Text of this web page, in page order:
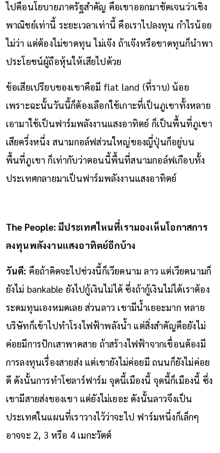
ไปคือนโยบายภาครัฐสำคัญ คือเขาออกมาชัดเจนว่าเชิง
พาณิชย์เท่านี้ ระยะเวลาเท่านี้ คือเราไปลงทุน กำไรน้อย
ไม่ว่า แต่ต้องไม่ขาดทุน ไม่เจ๊ง ถ้าเจ๊งหรือขาดทุนก็นำพา
ประโยชน์ผู้ถือหุ้นให้เสียไปด้วย
ข้อเสียเปรียบของเขาคือมี flat land (ที่ราบ) น้อย
เพราะฉะนั้นวันนี้ก็ต้องเลือกใช้เกาะที่เป็นภูเขาทั้งหลาย
เอามาใช้เป็นฟาร์มพลังงานแสงอาทิตย์ ก็เป็นพื้นที่ภูเขา
เสียครึ่งหนึ่ง สนามกอล์ฟส่วนใหญ่ของญี่ปุ่นก็อยู่บน
พื้นที่ภูเขา ก็เท่ากับว่าตอนนี้พื้นที่สนามกอล์ฟเกือบทั้ง
ประเทศกลายมาเป็นฟาร์มพลังงานแสงอาทิตย์
The People: มีประเทศไหนที่เรามองเห็นโอกาสการ
ลงทุนพลังงานแสงอาทิตย์อีกบ้าง
วันดี: คือถ้าคิดจะไปช่วงนี้ก็เวียดนาม ลาว แต่เวียดนามก็
ยังไม่ bankable ยังไปกู้เงินไม่ได้ ซึ่งถ้ากู้เงินไม่ได้เราต้อง
ระดมทุนเองหมดเลย ส่วนลาว เขามีน้ำเยอะมาก หลาย
บริษัทก็เข้าไปทำโรงไฟฟ้าพลังน้ำ แต่สิ่งสำคัญคือยังไม่
ค่อยมีการปักเสาพาดสาย ถ้าสร้างไฟฟ้าจากเขื่อนต้องมี
การลงทุนเรื่องสายส่ง แต่เขายังไม่ค่อยมี ถนนก็ยังไม่ค่อย
ดี ดังนั้นการทำโซลาร์ฟาร์ม จุดนี้เมืองนี้ จุดนี้ก็เมืองนี้ ซึ่ง
เขามีสายส่งของเขา แต่ยังไม่เยอะ ดังนั้นลาวจึงเป็น
ประเทศในแผนที่เราวางไว้ว่าจะไป ฟาร์มหนึ่งก็เล็กๆ
อาจจะ 2, 3 หรือ 4 เมกะวัตต์